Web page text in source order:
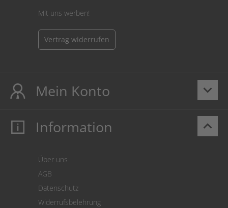
Mit uns werben!
Vertrag widerrufen
keyboard_arrow_down
Mein Konto
Mein Konto
keyboard_arrow_up
Information
Über uns
AGB
Datenschutz
Widerrufsbelehrung